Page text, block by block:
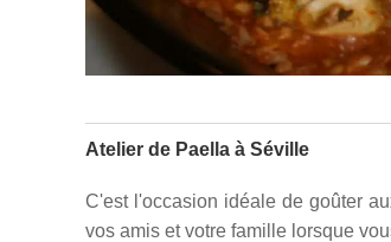
Atelier de Paella à Séville
C'est l'occasion idéale de goûter
vos amis et votre famille lorsque